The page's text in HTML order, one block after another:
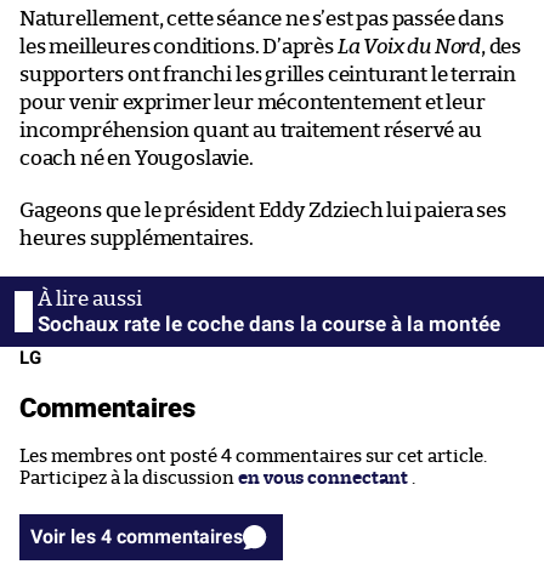
Naturellement, cette séance ne s’est pas passée dans
les meilleures conditions. D’après La Voix du Nord, des
supporters ont franchi les grilles ceinturant le terrain
pour venir exprimer leur mécontentement et leur
incompréhension quant au traitement réservé au
coach né en Yougoslavie.
Gageons que le président Eddy Zdziech lui paiera ses
heures supplémentaires.
Sochaux rate le coche dans la course à la montée
LG
Commentaires
Les membres ont posté 4 commentaires sur cet article.
Participez à la discussion en vous connectant
Voir les 4 commentaires